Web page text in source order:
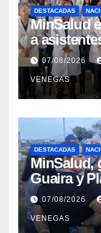
DESTACADAS
MinSalud
a
para
profesional
07/08/2026
VENEGAS
DESTACADAS
MinSalud,
Guaira y
iniciaron
del Centro
el Mar
07/08/2026
VENEGAS